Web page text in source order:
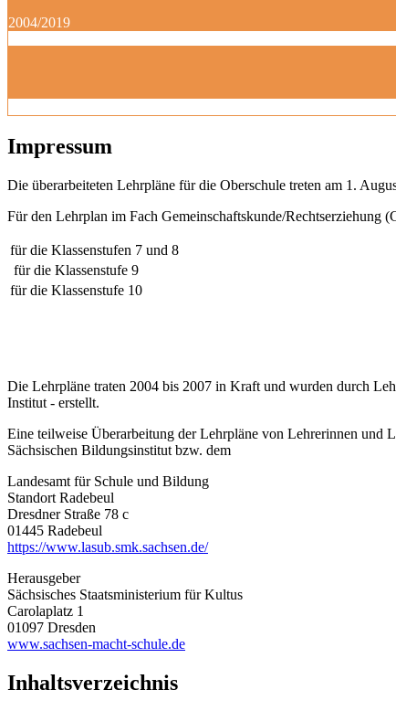
2004/2019
Impressum
Die überarbeiteten Lehrpläne für die Oberschule treten am 1.
Für den Lehrplan im Fach Gemeinschaftskunde/Rechtserziehung
für die Klassenstufen 7 und 8
für die Klassenstufe 9
für die Klassenstufe 10
Die Lehrpläne traten 2004 bis 2007 in Kraft und wurden durch
Institut - erstellt.
Eine teilweise Überarbeitung der Lehrpläne von Lehrerinnen und
Sächsischen Bildungsinstitut bzw. dem
Landesamt für Schule und Bildung
Standort Radebeul
Dresdner Straße 78 c
01445 Radebeul
https://www.lasub.smk.sachsen.de/
Herausgeber
Sächsisches Staatsministerium für Kultus
Carolaplatz 1
01097 Dresden
www.sachsen-macht-schule.de
Inhaltsverzeichnis